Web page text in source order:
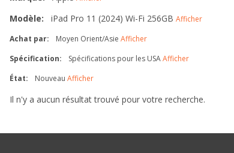
Modèle: iPad Pro 11 (2024) Wi-Fi 256GB Afficher
Achat par:
Moyen Orient/Asie Afficher
Spécification:
Spécifications pour les USAAfficher
État:
Nouveau Afficher
Il n'y a aucun résultat trouvé pour votre recherche.